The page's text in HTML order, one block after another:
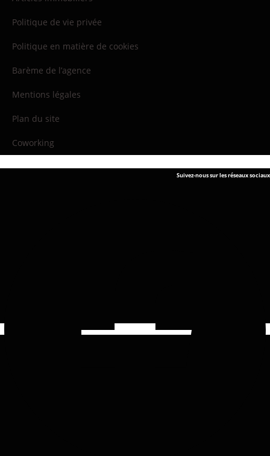
Politique de vie privée
Politique en matière de cookies
Barème de l’agence
Mentions légales
Plan du site
Coworking
Suivez-nous sur les réseaux sociaux